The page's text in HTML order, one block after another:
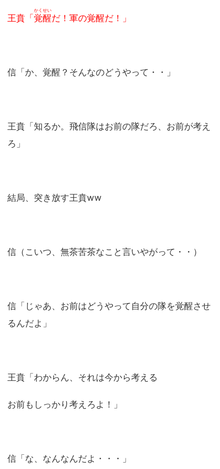
王賁「 覚醒
かくせい
だ！軍の覚醒だ！」
信「か、覚醒？そんなのどうやって・・」
王賁「知るか。飛信隊はお前の隊だろ、お前が考え
ろ」
結局、突き放す王賁ww
信（こいつ、無茶苦茶なこと言いやがって・・）
信「じゃあ、お前はどうやって自分の隊を覚醒させ
るんだよ」
王賁「わからん、それは今から考える
お前もしっかり考えろよ！」
信「な、なんなんだよ・・・」